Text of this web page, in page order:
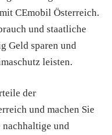
CEmobil Österreich.
und staatliche
Geld sparen und
leisten.
der
und machen Sie
und